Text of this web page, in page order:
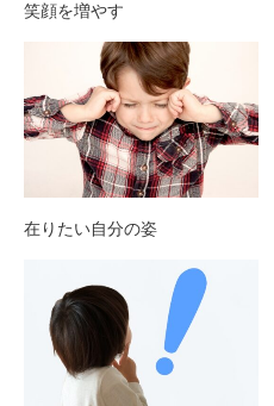
笑顔を増やす
在りたい自分の姿